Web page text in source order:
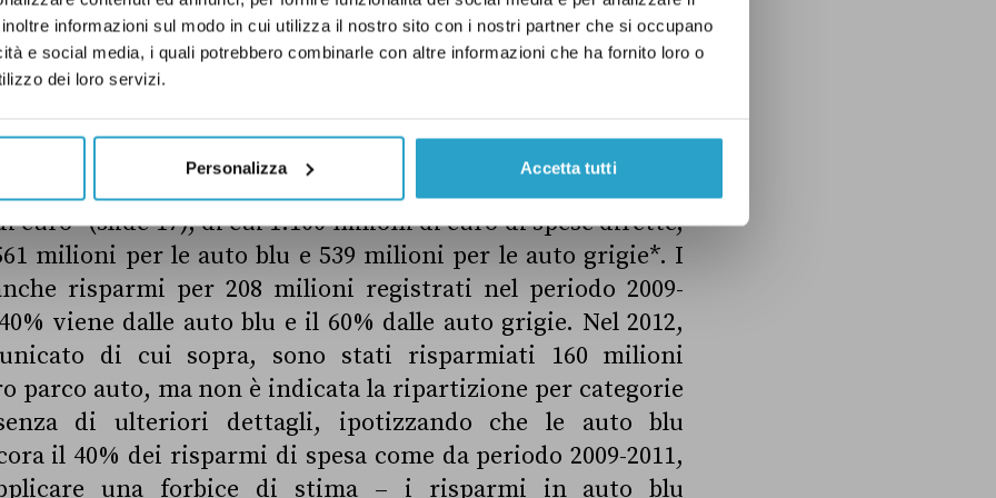
informazioni sul modo in cui utilizza il nostro sito con i nostri partner che si occupano
e social media, i quali potrebbero combinarle con altre informazioni che ha fornito loro o
dei loro servizi.
Personalizza Accetta tutti
sempre le 60mila vetture.
spesa complessiva annua, con l’aggiunta della quota
e la spesa di logistica (non rilevata), è stimata
euro” (slide 17), di cui 1.100 milioni di euro di spese dirette,
milioni per le auto blu e 539 milioni per le auto grigie*. I
risparmi per 208 milioni registrati nel periodo 2009-
viene dalle auto blu e il 60% dalle auto grigie. Nel 2012,
di cui sopra, sono stati risparmiati 160 milioni
parco auto, ma non è indicata la ripartizione per categorie
di ulteriori dettagli, ipotizzando che le auto blu
il 40% dei risparmi di spesa come da periodo 2009-2011,
una forbice di stima – i risparmi in auto blu